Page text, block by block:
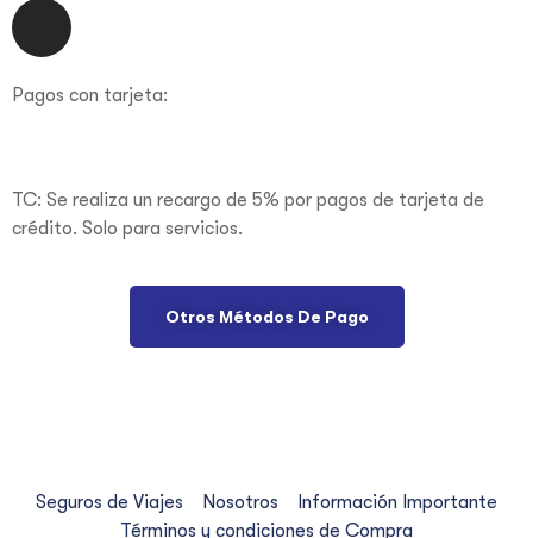
Pagos con tarjeta:
TC: Se realiza un recargo de 5% por pagos de tarjeta de
crédito. Solo para servicios.
Otros Métodos De Pago
Seguros de Viajes Nosotros
Información Importante
Términos y condiciones de Compra